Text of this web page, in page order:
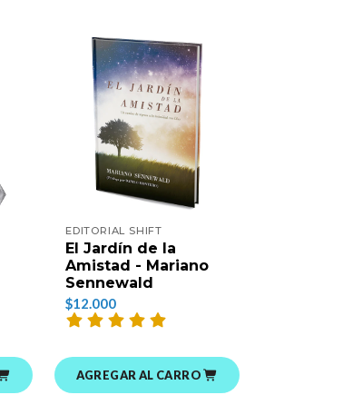
EDITORIAL SHIFT
El Jardín de la
Amistad - Mariano
Sennewald
$12.000
AGREGAR AL CARRO